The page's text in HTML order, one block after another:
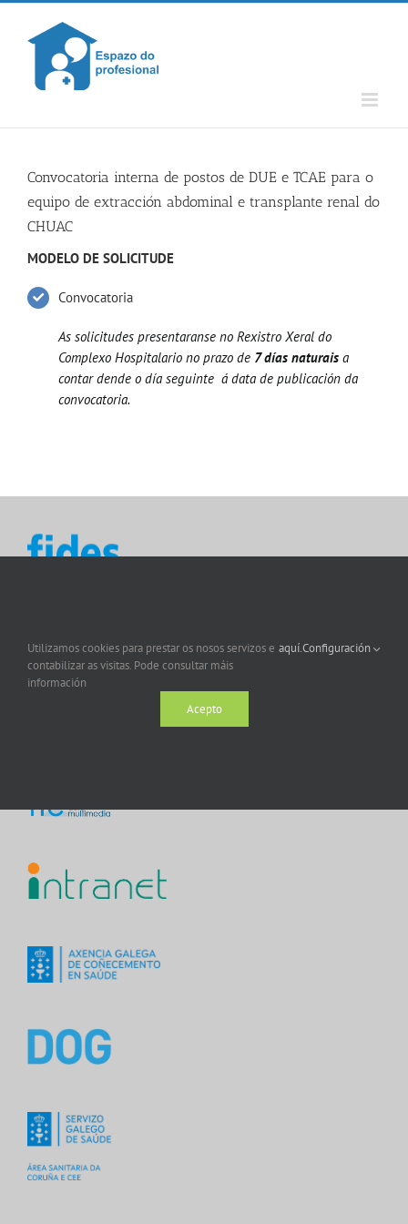
Skip
content
Convocatoria interna de postos de DUE e TCAE para o
equipo de extracción abdominal e transplante renal do
CHUAC
MODELO DE SOLICITUDE
Convocatoria
As solicitudes presentaranse no Rexistro Xeral do
Complexo Hospitalario no prazo de7 días naturaisa
contar dende o día seguinte á data de publicación da
convocatoria.
Utilizamos cookies para prestar os nosos servizos e
contabilizar as visitas. Pode consultar máis
información
aquí.Configuración
Acepto